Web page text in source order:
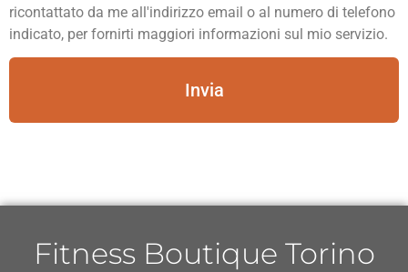
ricontattato da me all'indirizzo email o al numero di telefono
indicato, per fornirti maggiori informazioni sul mio servizio.
Invia
Fitness Boutique Torino